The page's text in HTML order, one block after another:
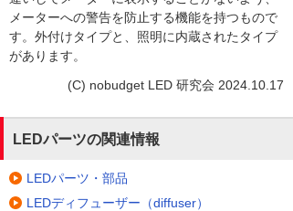
メーターへの警告を防止する機能を持つもので
す。外付けタイプと、照明に内蔵されたタイプ
があります。
(C) nobudget LED 研究会 2024.10.17
LEDパーツの関連情報
LEDパーツ・部品
LEDディフューザー（diffuser）